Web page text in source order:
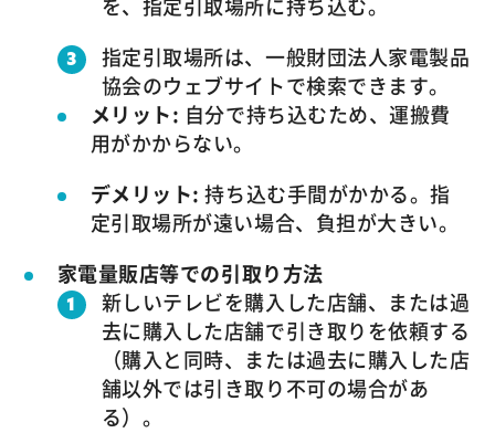
指定引取場所は、一般財団法人家電製品
協会のウェブサイトで検索できます。
メリット: 自分で持ち込むため、運搬費
用がかからない。
デメリット: 持ち込む手間がかかる。指
定引取場所が遠い場合、負担が大きい。
家電量販店等での引取り方法
新しいテレビを購入した店舗、または過
去に購入した店舗で引き取りを依頼する
（購入と同時、または過去に購入した店
舗以外では引き取り不可の場合があ
る）。